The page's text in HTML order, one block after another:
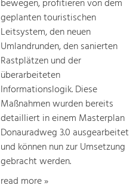
bewegen, profitieren von dem
geplanten touristischen
Leitsystem, den neuen
Umlandrunden, den sanierten
Rastplätzen und der
überarbeiteten
Informationslogik. Diese
Maßnahmen wurden bereits
detailliert in einem Masterplan
Donauradweg 3.0 ausgearbeitet
und können nun zur Umsetzung
gebracht werden.
read more »